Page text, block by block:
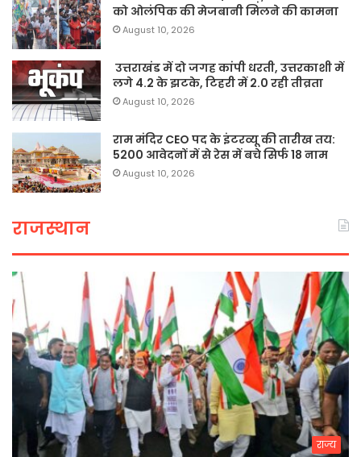
को ओलंपिक की मेजबानी मिलने की कामना
August 10, 2026
उत्तराखंड में दो जगह कांपी धरती, उत्तरकाशी में
लगे 4.2 के झटके, टिहरी में 2.0 रही तीव्रता
August 10, 2026
राम मंदिर CEO पद के इंटरव्यू की तारीख तय:
5200 आवेदनों में से रेस में बचे सिर्फ 18 नाम
August 10, 2026
राजस्थान
राज्य